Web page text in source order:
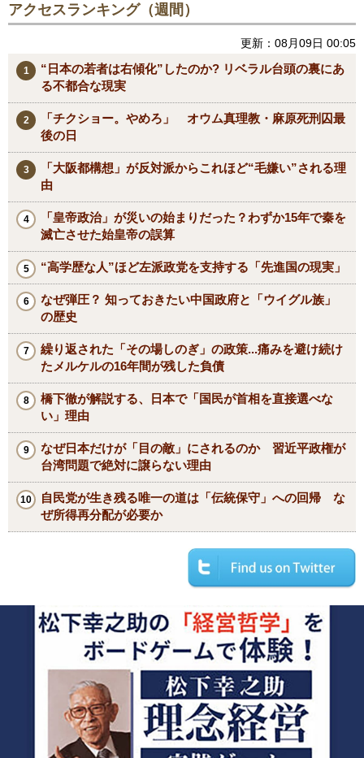
アクセスランキング（週間）
更新：08月09日 00:05
“日本の若者は右傾化”したのか? リベラル台頭の裏にあ
る不都合な現実
「チクショー。やめろ」 オウム真理教・麻原死刑囚最
後の日
「大阪都構想」が反対派からこれほど“毛嫌い”される理
由
「皇帝政治」が災いの始まりだった？わずか15年で秦を
滅亡させた始皇帝の誤算
“高学歴な人”ほど左派政党を支持する「先進国の現実」
なぜ弾圧？ 知っておきたい中国政府と「ウイグル族」
の歴史
繰り返された「その場しのぎ」の政策...痛みを避け続け
たメルケルの16年間が残した負債
橋下徹が解説する、日本で「国民が首相を直接選べな
い」理由
なぜ日本だけが「目の敵」にされるのか 習近平政権が
台湾問題で絶対に譲らない理由
自民党が生き残る唯一の道は「伝統保守」への回帰 な
ぜ所得再分配が必要か